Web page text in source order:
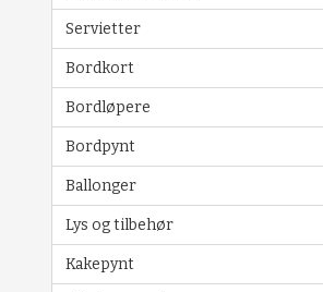
Servietter
Bordkort
Bordløpere
Bordpynt
Ballonger
Lys og tilbehør
Kakepynt